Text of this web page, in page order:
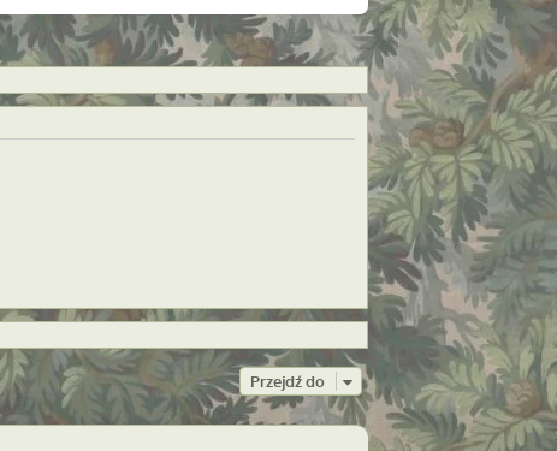
Przejdź do